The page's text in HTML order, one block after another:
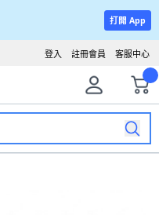
打開 App
客服中心
註冊會員
登入